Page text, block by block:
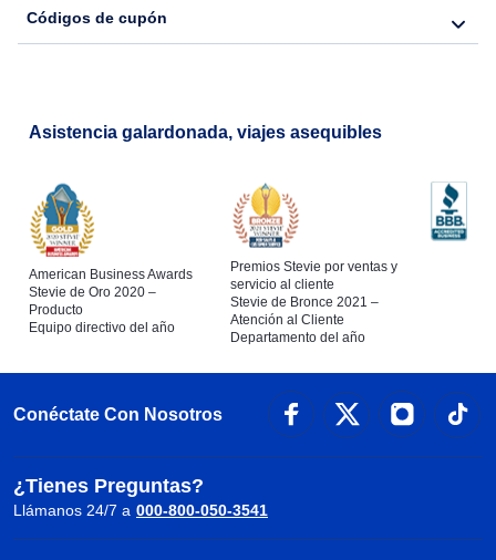
Códigos de cupón
Asistencia galardonada, viajes asequibles
American Business Awards
Stevie de Oro 2020 –
Producto
Equipo directivo del año
Premios Stevie por ventas y
servicio al cliente
Stevie de Bronce 2021 –
Atención al Cliente
Departamento del año
Conéctate Con Nosotros
¿Tienes Preguntas?
Llámanos 24/7 a 000-800-050-3541